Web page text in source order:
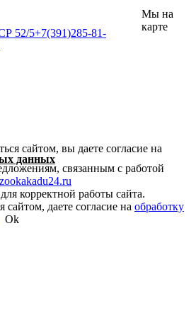
52/5+7(391)285-81-
Мы на
карте
сайтом, вы даете согласие на
данных
связанным с работой
корректной работы сайта.
сайтом, даете согласие на обработку
Ok